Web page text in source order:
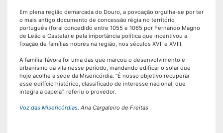
Em plena região demarcada do Douro, a povoação orgulha-se por ter
o mais antigo documento de concessão régia no território
português (foral concedido entre 1055 e 1065 por Fernando Magno
de Leão e Castela) e pela importância política que incentivou a
fixação de famílias nobres na região, nos séculos XVII e XVIII.
A família Távora foi uma das que marcou o desenvolvimento e
urbanismo da vila nesse período, mandando edificar o solar que
hoje acolhe a sede da Misericórdia. “É nosso objetivo recuperar
esse edifício histórico, classificado de interesse nacional, que
integra a capela”, referiu o provedor.
Voz das Misericórdias , Ana Cargaleiro de Freitas